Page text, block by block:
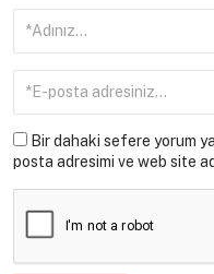
Bir dahaki sefere yorum
posta adresimi ve web site